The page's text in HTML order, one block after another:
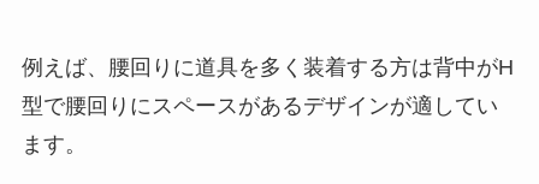
例えば、腰回りに道具を多く装着する方は背中がH
型で腰回りにスペースがあるデザインが適してい
ます。